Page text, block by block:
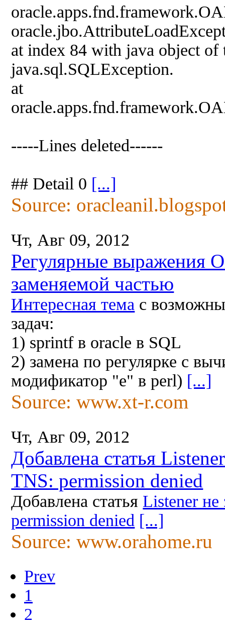
at index 84 with java object of
java.sql.SQLException.
at
-----Lines deleted------
## Detail 0 [...]
Source:
Чт, Авг 09, 2012
Регулярные выражения
заменяемой частью
Интересная тема с
задач:
1) sprintf в oracle в SQL
2) замена по регулярке с
модификатор "e" в perl) [...]
Source: www.xt-r.com
Чт, Авг 09, 2012
Добавлена статья
TNS: permission denied
Добавлена статья Listener не
permission denied [...]
Source: www.orahome.ru
Prev
1
2